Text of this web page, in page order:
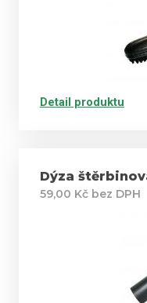
Detail produktu
Dýza
59,00 Kč bez DPH